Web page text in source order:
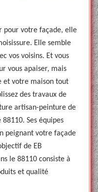
pour votre façade, elle
Elle semble
vos voisins. Et vous
vous apaiser, mais
et votre maison tout
des travaux de
artisan-peinture de
Ses équipes
peignant votre façade
de EB
le 88110 consiste à
et qualité